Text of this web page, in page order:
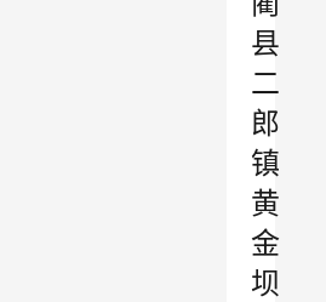
县
二
郎
镇
黄
金
坝